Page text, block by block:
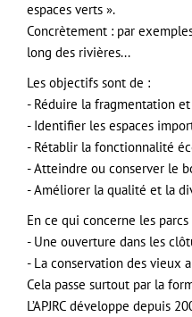
espaces verts ».
Concrètement : par
long des rivières...
Les objectifs sont de :
- Réduire la fragmentation et
- Identifier les espaces
- Rétablir la fonctionnalité
- Atteindre ou conserver le
- Améliorer la qualité et la
En ce qui concerne les
- Une ouverture dans les
- La conservation des vieux
Cela passe surtout par la
L’APJRC développe depuis